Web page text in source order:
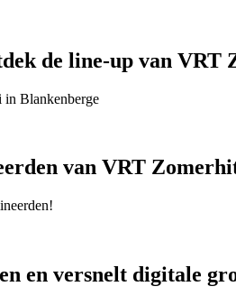
de line-up van VRT
in Blankenberge
van VRT
en versnelt digitale